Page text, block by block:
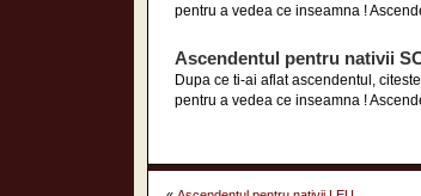
pentru a vedea ce inseamna !
Ascendentul pentru nativii
Dupa ce ti-ai aflat ascendentul,
pentru a vedea ce inseamna !